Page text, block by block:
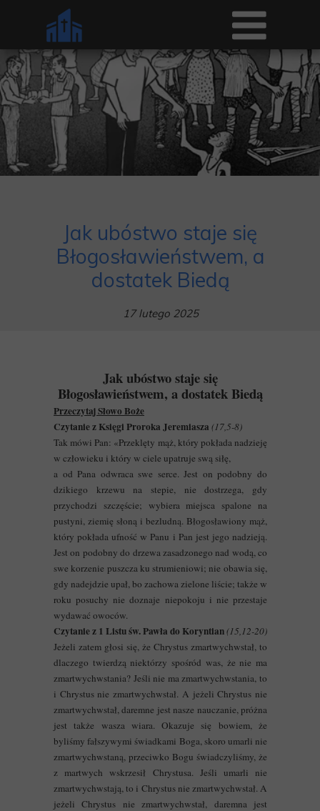
Jak ubóstwo staje się
Błogosławieństwem, a
dostatek Biedą
17 lutego 2025
Jak ubóstwo staje się
Błogosławieństwem, a dostatek Biedą
Przeczytaj Słowo Boże
Czytanie z Księgi Proroka Jeremiasza (17,5-8)
Tak mówi Pan: «Przeklęty mąż, który pokłada nadzieję
w człowieku i który w ciele upatruje swą siłę,
a od Pana odwraca swe serce. Jest on podobny do
dzikiego krzewu na stepie, nie dostrzega, gdy
przychodzi szczęście; wybiera miejsca spalone na
pustyni, ziemię słoną i bezludną. Błogosławiony mąż,
który pokłada ufność w Panu i Pan jest jego nadzieją.
Jest on podobny do drzewa zasadzonego nad wodą, co
swe korzenie puszcza ku strumieniowi; nie obawia się,
gdy nadejdzie upał, bo zachowa zielone liście; także w
roku posuchy nie doznaje niepokoju i nie przestaje
wydawać owoców.
Czytanie z 1 Listu św. Pawła do Koryntian(15,12-20)
Jeżeli zatem głosi się, że Chrystus zmartwychwstał, to
dlaczego twierdzą niektórzy spośród was, że nie ma
zmartwychwstania? Jeśli nie ma zmartwychwstania, to
i Chrystus nie zmartwychwstał. A jeżeli Chrystus nie
zmartwychwstał, daremne jest nasze nauczanie, próżna
jest także wasza wiara. Okazuje się bowiem, że
byliśmy fałszywymi świadkami Boga, skoro umarli nie
zmartwychwstaną, przeciwko Bogu świadczyliśmy, że
z martwych wskrzesił Chrystusa. Jeśli umarli nie
zmartwychwstają, to i Chrystus nie zmartwychwstał. A
jeżeli Chrystus nie zmartwychwstał, daremna jest